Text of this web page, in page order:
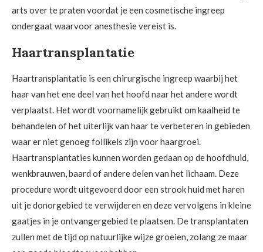
arts over te praten voordat je een cosmetische ingreep
ondergaat waarvoor anesthesie vereist is.
Haartransplantatie
Haartransplantatie is een chirurgische ingreep waarbij het
haar van het ene deel van het hoofd naar het andere wordt
verplaatst. Het wordt voornamelijk gebruikt om kaalheid te
behandelen of het uiterlijk van haar te verbeteren in gebieden
waar er niet genoeg follikels zijn voor haargroei.
Haartransplantaties kunnen worden gedaan op de hoofdhuid,
wenkbrauwen, baard of andere delen van het lichaam. Deze
procedure wordt uitgevoerd door een strook huid met haren
uit je donorgebied te verwijderen en deze vervolgens in kleine
gaatjes in je ontvangergebied te plaatsen. De transplantaten
zullen met de tijd op natuurlijke wijze groeien, zolang ze maar